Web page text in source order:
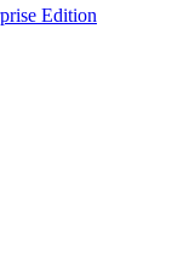
Edition